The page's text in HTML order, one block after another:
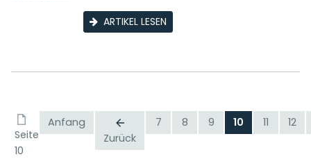
ARTIKEL LESEN
Seite
10
Anfang
Zurück
7 8 9 10 11 12